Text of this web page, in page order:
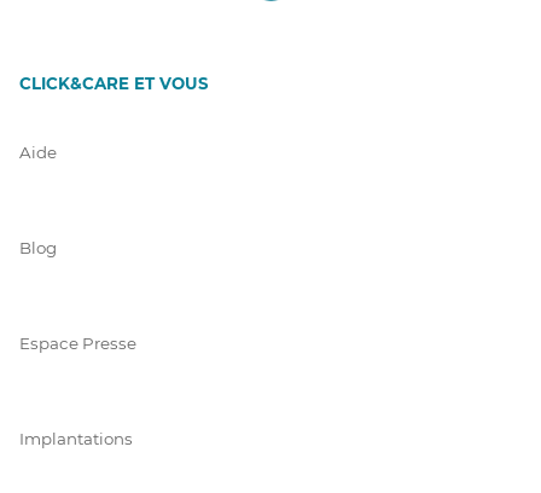
CLICK&CARE ET VOUS
Aide
Blog
Espace Presse
Implantations